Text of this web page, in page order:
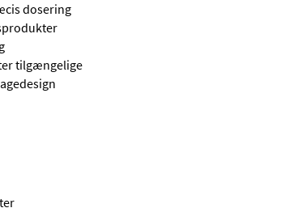
dosering
tilgængelige